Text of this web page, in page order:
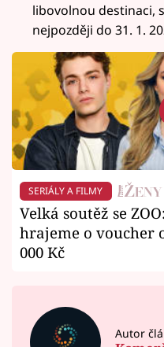
libovolnou destinaci,
nejpozději do 31. 1.
SERIÁLY A FILMY
Velká soutěž se
hrajeme o voucher
000 Kč
Autor